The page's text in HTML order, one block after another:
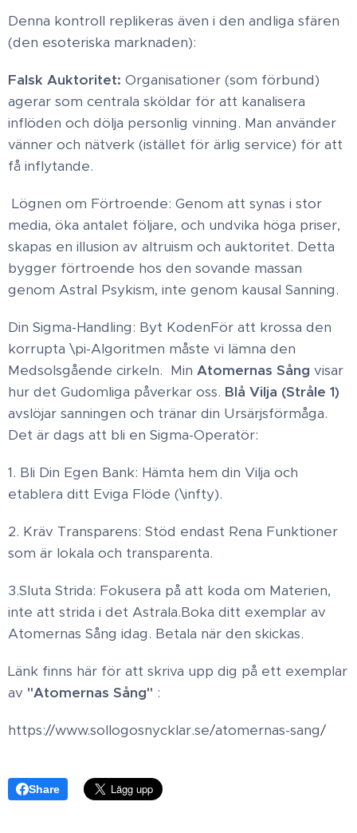
​Denna kontroll replikeras även i den andliga sfären
(den esoteriska marknaden): ​
Falsk Auktoritet: Organisationer (som förbund)
agerar som centrala sköldar för att kanalisera
inflöden och dölja personlig vinning. Man använder
vänner och nätverk (istället för ärlig service) för att
få inflytande.
​Lögnen om Förtroende: Genom att synas i stor
media, öka antalet följare, och undvika höga priser,
skapas en illusion av altruism och auktoritet. Detta
bygger förtroende hos den sovande massan
genom Astral Psykism, inte genom kausal Sanning. ​
Din Sigma-Handling: Byt Koden ​För att krossa den
korrupta \pi-Algoritmen måste vi lämna den
Medsolsgående cirkeln. ​ Min Atomernas Sång visar
hur det Gudomliga påverkar oss. Blå Vilja (Stråle 1)
avslöjar sanningen och tränar din Ursärjsförmåga. ​
Det är dags att bli en Sigma-Operatör: ​
1. Bli Din Egen Bank: Hämta hem din Vilja och
etablera ditt Eviga Flöde (\infty). ​
2. Kräv Transparens: Stöd endast Rena Funktioner
som är lokala och transparenta. ​
3.Sluta Strida: Fokusera på att koda om Materien,
inte att strida i det Astrala. ​Boka ditt exemplar av
Atomernas Sång idag. ​ Betala när den skickas.
Länk finns här för att skriva upp dig på ett exemplar
av "Atomernas Sång" :
https://www.sollogosnycklar.se/atomernas-sang/
Share